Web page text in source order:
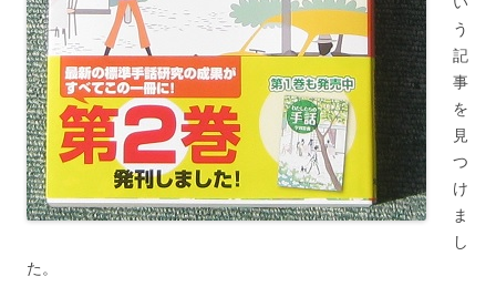
う
記
事
を
見
つ
け
ま
し
た。